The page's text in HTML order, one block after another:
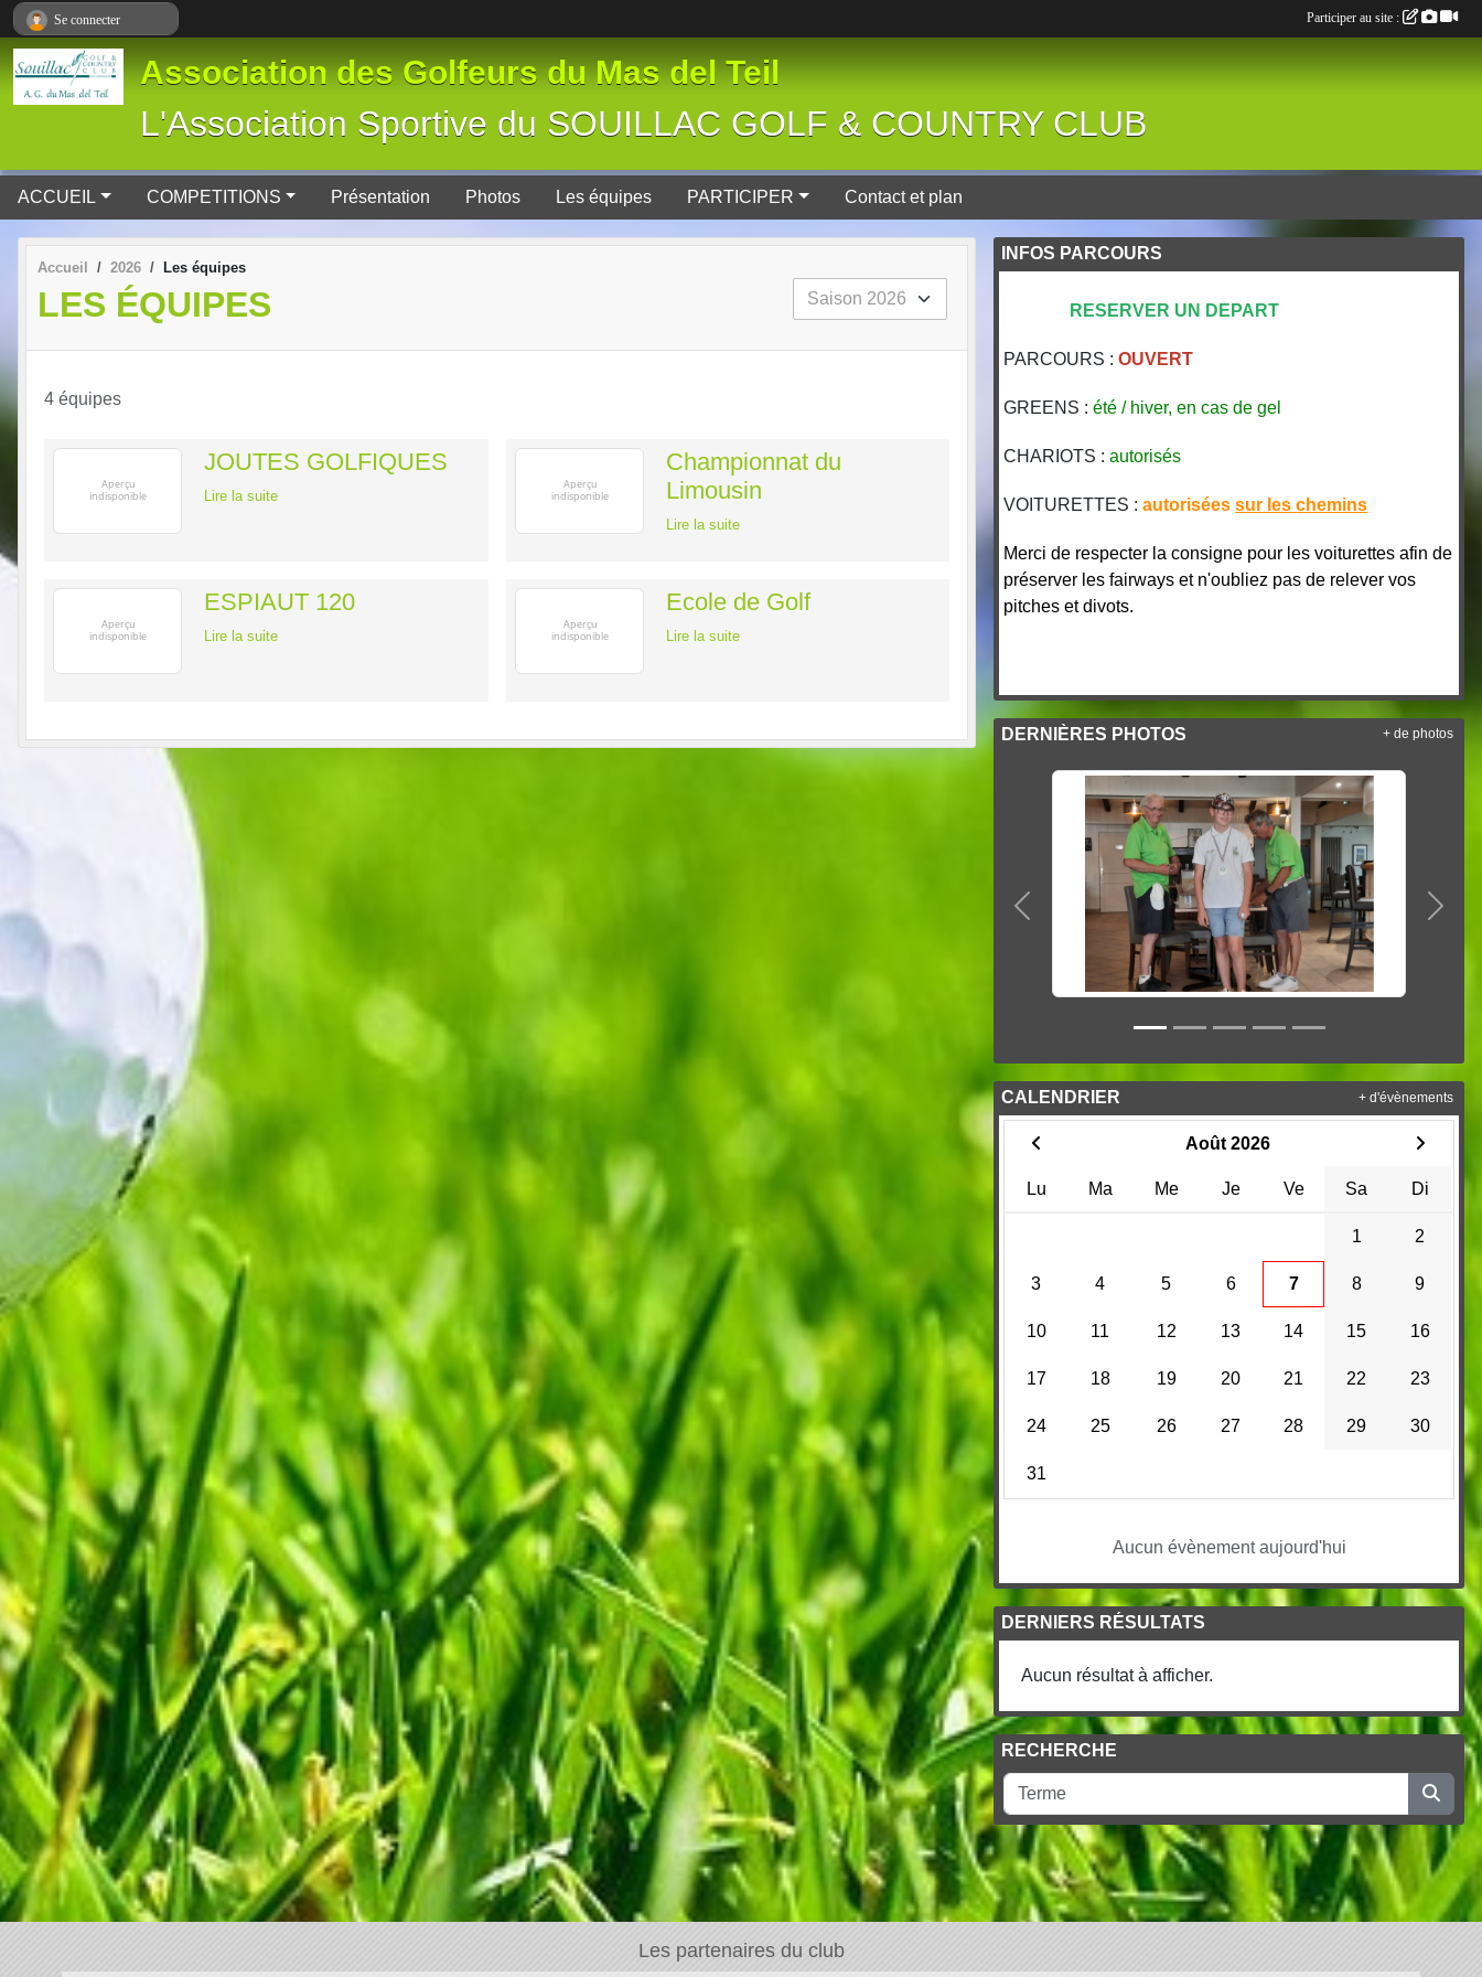
Association des Golfeurs du Mas del Teil
L'Association Sportive du SOUILLAC GOLF & COUNTRY CLUB
ACCUEIL COMPETITIONS Présentation Photos Les équipes PARTICIPER Contact et plan
Accueil 2026 Les équipes
LES ÉQUIPES
4 équipes
JOUTES GOLFIQUES
Lire la suite
Championnat du
Limousin
Lire la suite
ESPIAUT 120
Lire la suite
Ecole de Golf
Lire la suite
INFOS PARCOURS
RESERVER UN DEPART
PARCOURS :OUVERT
GREENS : été / hiver, en cas de gel
CHARIOTS :autorisés
VOITURETTES :autoriséessur leschemins
Merci de respecter la consigne pour les voiturettes afin de
préserver les fairways et n'oubliez pas de relever vos
pitches et divots.
DERNIÈRES PHOTOS
Précedent
+ de photos
CALENDRIER
Août 2026
Lu Ma Me Je Ve Sa Di
1 2
3 4 5 6 7 8 9
10 11 12 13 14 15 16
17 18 19 20 21 22 23
24 25 26 27 28 29 30
31
Aucun évènement aujourd'hui
+ d'évènements
DERNIERS RÉSULTATS
Aucun résultat à afficher.
RECHERCHE
Les partenaires du club
Se connecter Participer au site :
Panneau de gestion des cookies